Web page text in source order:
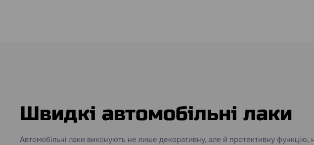
Швидкі автомобільні лаки
Автомобільні лаки виконують не лише декоративну, але й протективну